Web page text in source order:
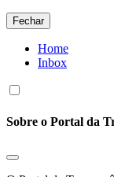
Fechar
Home
Inbox
Sobre o Portal da